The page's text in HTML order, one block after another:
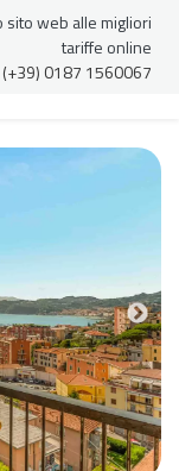
sito web alle migliori
tariffe online
(+39) 0187 1560067